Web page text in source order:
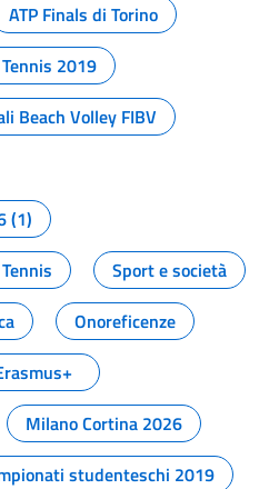
ATP Finals di Torino
2019
Beach Volley FIBV
(1)
Sport e società
Onoreficenze
Milano Cortina 2026
studenteschi 2019